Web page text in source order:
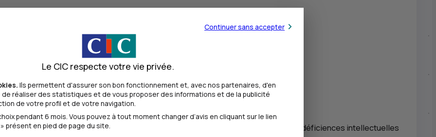
de Projets»
montant de 5 000 €.
destinés à développer l'autonomie quotidienne d'enfants atteints de déficiences intellectuelles
Continuer sans accepter
Le CIC respecte votre vie privée.
Ils permettent d'assurer son bon fonctionnement et, avec nos partenaires, d'en
réaliser des statistiques et de vous proposer des informations et de la publicité
de votre profil et de votre navigation.
pendant 6 mois. Vous pouvez à tout moment changer d’avis en cliquant sur le lien
présent en pied de page du site.